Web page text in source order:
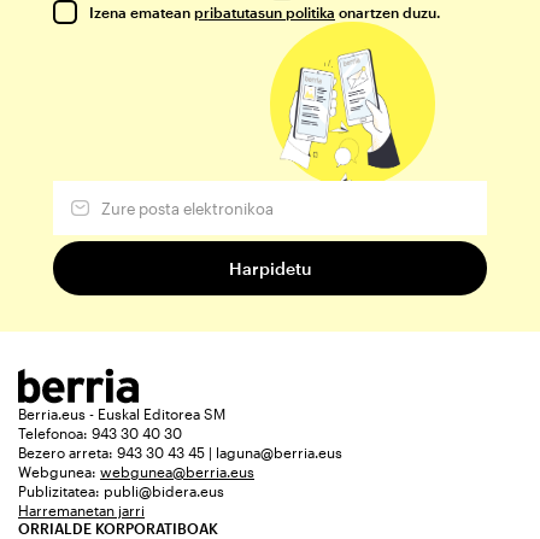
Izena ematean pribatutasun politika onartzen duzu.
Berria.eus - Euskal Editorea SM
Telefonoa: 943 30 40 30
Bezero arreta: 943 30 43 45 | laguna@berria.eus
Webgunea: webgunea@berria.eus
Publizitatea: publi@bidera.eus
Harremanetan jarri
ORRIALDE KORPORATIBOAK